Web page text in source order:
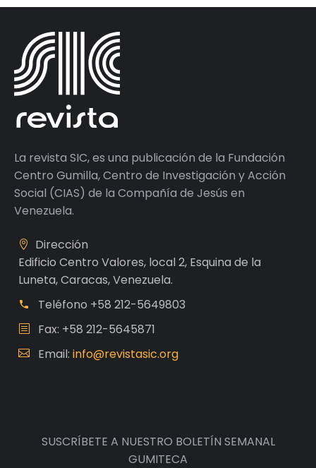
La revista SIC, es una publicación de la Fundación
Centro Gumilla, Centro de Investigación y Acción
Social (CIAS) de la Compañía de Jesús en
Venezuela.
Dirección
Edificio Centro Valores, local 2, Esquina de la
Luneta, Caracas, Venezuela.
Teléfono +58 212-5649803
Fax: +58 212-5645871
Email: info@revistasic.org
SUSCRÍBETE A NUESTRO BOLETÍN SEMANAL
GUMITECA